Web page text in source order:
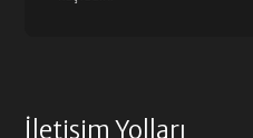
İletişim Yolları